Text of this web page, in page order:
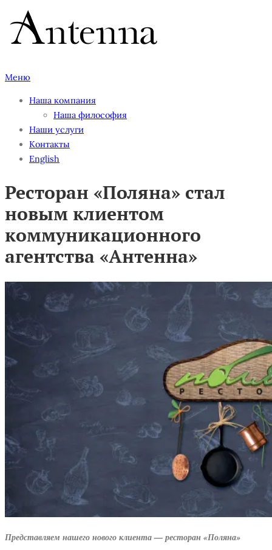
Перейти
содержимому
Меню
Наша компания
Наша философия
Наши услуги
Контакты
English
Ресторан «Поляна» стал
новым клиентом
коммуникационного
агентства «Антенна»
Представляем нашего нового клиента — ресторан «Поляна»